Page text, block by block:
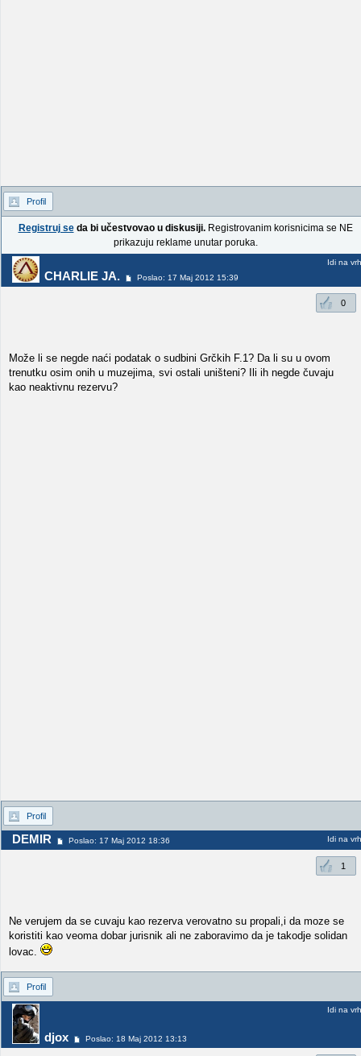
Profil
Registruj seda bi učestvovao u diskusiji.Registrovanim korisnicima se NE
prikazuju reklame unutar poruka.
CHARLIE JA. Poslao: 17 Maj 2012 15:39
Idi na vrh
0
Može li se negde naći podatak o sudbini Grčkih F.1? Da li su u ovom
trenutku osim onih u muzejima, svi ostali uništeni? Ili ih negde čuvaju
kao neaktivnu rezervu?
Profil
DEMIR Poslao: 17 Maj 2012 18:36 Idi na vrh
1
Ne verujem da se cuvaju kao rezerva verovatno su propali,i da moze se
koristiti kao veoma dobar jurisnik ali ne zaboravimo da je takodje solidan
lovac.
Profil
djox Poslao: 18 Maj 2012 13:13
Idi na vrh